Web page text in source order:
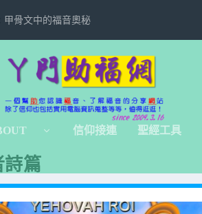
甲骨文中的福音奧秘
信仰接連 聖經工具
篇